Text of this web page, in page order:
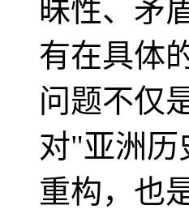
昧性、矛
有在具体
问题不仅
对"亚洲历
重构，也